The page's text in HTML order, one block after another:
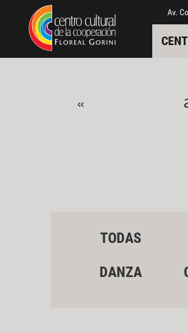
Pasar al contenido principal
Jump to main content Av.
«
TODAS
DANZA